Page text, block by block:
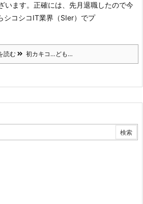
います。 正確には、先月退職したので今
シコシコIT業界（SIer）でプ
読む 初カキコ…ども…